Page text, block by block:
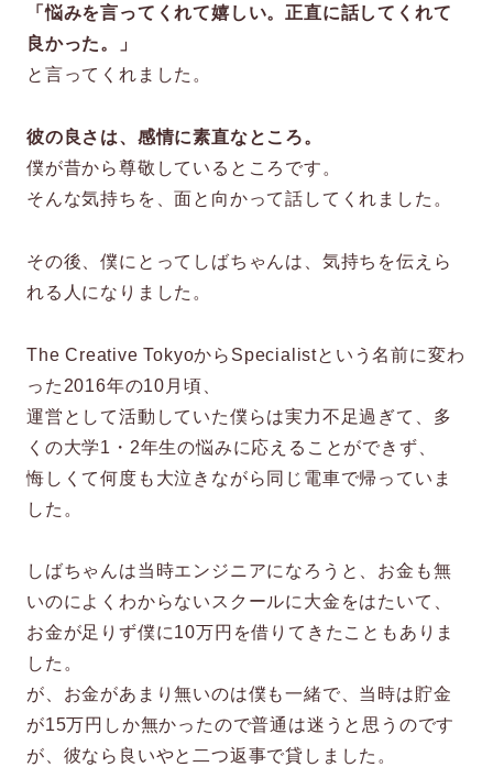
「悩みを言ってくれて嬉しい。正直に話してくれて
良かった。」
と言ってくれました。
彼の良さは、感情に素直なところ。
僕が昔から尊敬しているところです。
そんな気持ちを、面と向かって話してくれました。
その後、僕にとってしばちゃんは、気持ちを伝えら
れる人になりました。
The Creative TokyoからSpecialistという名前に変わ
った2016年の10月頃、
運営として活動していた僕らは実力不足過ぎて、多
くの大学1・2年生の悩みに応えることができず、
悔しくて何度も大泣きながら同じ電車で帰っていま
した。
しばちゃんは当時エンジニアになろうと、お金も無
いのによくわからないスクールに大金をはたいて、
お金が足りず僕に10万円を借りてきたこともありま
した。
が、お金があまり無いのは僕も一緒で、当時は貯金
が15万円しか無かったので普通は迷うと思うのです
が、彼なら良いやと二つ返事で貸しました。